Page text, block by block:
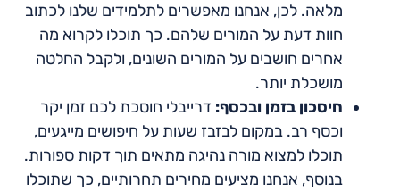
מלאה. לכן, אנחנו מאפשרים לתלמידים שלנו לכתוב
חוות דעת על המורים שלהם. כך תוכלו לקרוא מה
אחרים חושבים על המורים השונים, ולקבל החלטה
מושכלת יותר.
חיסכון בזמן ובכסף: דרייבלי חוסכת לכם זמן יקר
וכסף רב. במקום לבזבז שעות על חיפושים מייגעים,
תוכלו למצוא מורה נהיגה מתאים תוך דקות ספורות.
בנוסף, אנחנו מציעים מחירים תחרותיים, כך שתוכלו